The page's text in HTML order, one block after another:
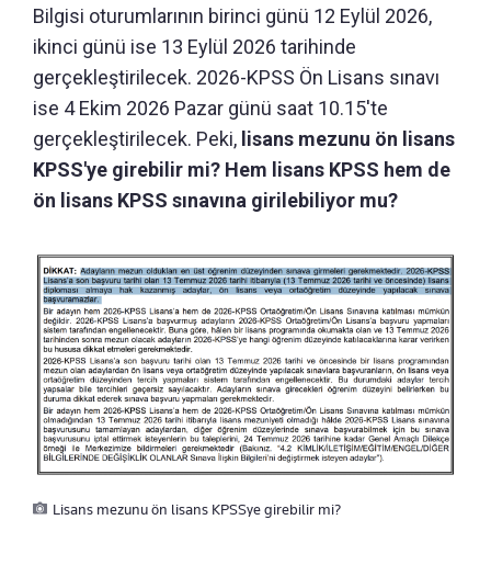
Bilgisi oturumlarının birinci günü 12 Eylül 2026,
ikinci günü ise 13 Eylül 2026 tarihinde
gerçekleştirilecek. 2026-KPSS Ön Lisans sınavı
ise 4 Ekim 2026 Pazar günü saat 10.15'te
gerçekleştirilecek. Peki, lisans mezunu ön lisans
KPSS'ye girebilir mi? Hem lisans KPSS hem de
ön lisans KPSS sınavına girilebiliyor mu?
Lisans mezunu ön lisans KPSSye girebilir mi?